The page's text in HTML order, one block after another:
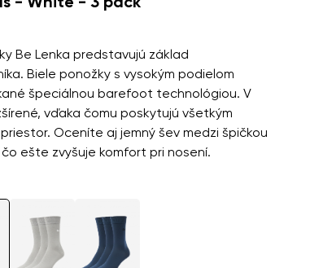
- White - 3 pack
Be Lenka predstavujú základ
Biele ponožky s vysokým podielom
špeciálnou barefoot technológiou. V
vďaka čomu poskytujú všetkým
Oceníte aj jemný šev medzi špičkou
ešte zvyšuje komfort pri nosení.